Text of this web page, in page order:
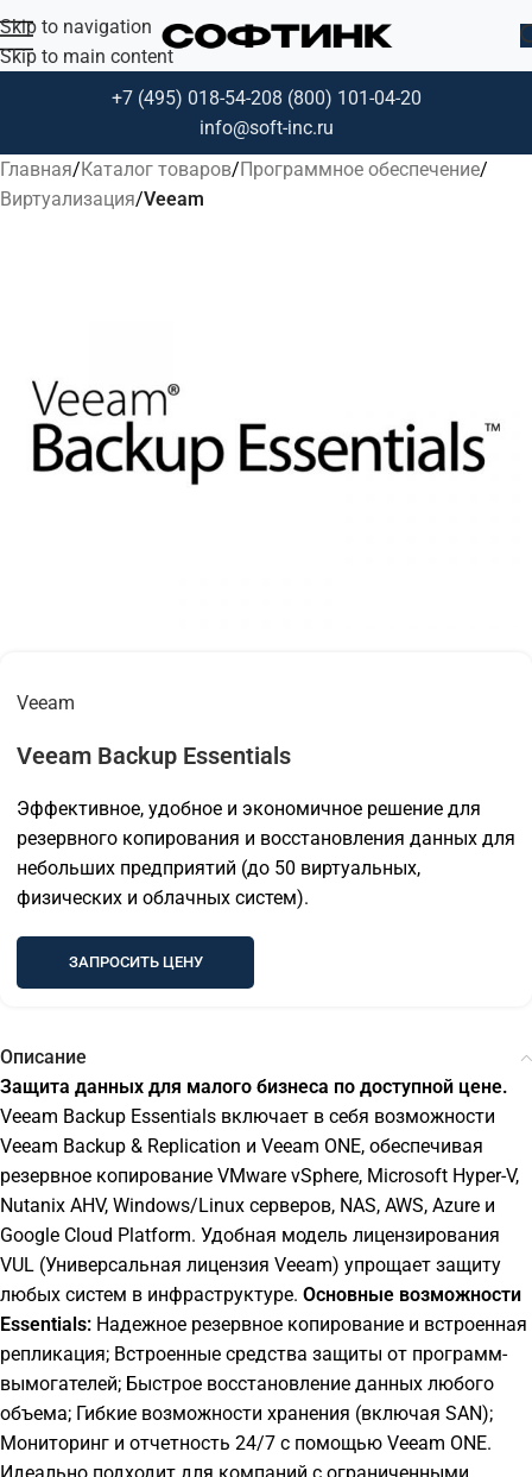
Skip to navigation
Skip to main content
+7 (495) 018-54-208 (800) 101-04-20
info@soft-inc.ru
Главная Каталог товаров Программное обеспечение
Виртуализация Veeam
Veeam
Veeam Backup Essentials
Эффективное, удобное и экономичное решение для
резервного копирования и восстановления данных для
небольших предприятий (до 50 виртуальных,
физических и облачных систем).
ЗАПРОСИТЬ ЦЕНУ
Описание
Защита данных для малого бизнеса по доступной цене.
Veeam Backup Essentials включает в себя возможности
Veeam Backup & Replication и Veeam ONE, обеспечивая
резервное копирование VMware vSphere, Microsoft Hyper-V,
Nutanix AHV, Windows/Linux серверов, NAS, AWS, Azure и
Google Cloud Platform. Удобная модель лицензирования
VUL (Универсальная лицензия Veeam) упрощает защиту
любых систем в инфраструктуре. Основные возможности
Essentials: Надежное резервное копирование и встроенная
репликация; Встроенные средства защиты от программ-
вымогателей; Быстрое восстановление данных любого
объема; Гибкие возможности хранения (включая SAN);
Мониторинг и отчетность 24/7 с помощью Veeam ONE.
Идеально подходит для компаний с ограниченными